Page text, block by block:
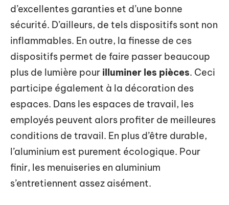
d’excellentes garanties et d’une bonne
sécurité. D’ailleurs, de tels dispositifs sont non
inflammables. En outre, la finesse de ces
dispositifs permet de faire passer beaucoup
plus de lumière pour illuminer les pièces. Ceci
participe également à la décoration des
espaces. Dans les espaces de travail, les
employés peuvent alors profiter de meilleures
conditions de travail. En plus d’être durable,
l’aluminium est purement écologique. Pour
finir, les menuiseries en aluminium
s’entretiennent assez aisément.